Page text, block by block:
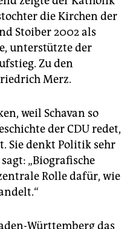
die Kirchen der
Stoiber 2002 als
unterstützte der
Zu den
Merz.
weil Schavan so
der CDU redet,
Sie denkt Politik sehr
„Biografische
Rolle dafür, wie
Württemberg das